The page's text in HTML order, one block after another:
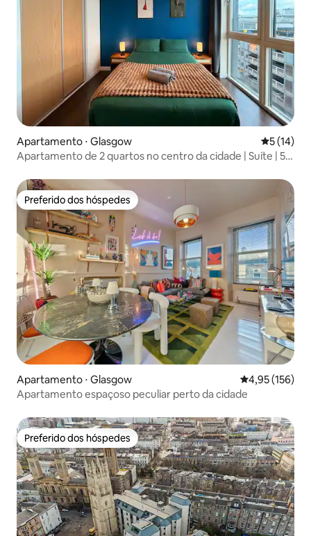
Apartamento ⋅ Glasgow 5 de uma
5 (14)
Apartamento de 2 quartos no centro da cidade | Suíte | 5
Preferido dos hóspedes
Preferido dos hóspedes
Apartamento ⋅ Glasgow 4,95 de uma
4,95 (156)
Apartamento espaçoso peculiar perto da cidade
Preferido dos hóspedes
Preferido dos hóspedes